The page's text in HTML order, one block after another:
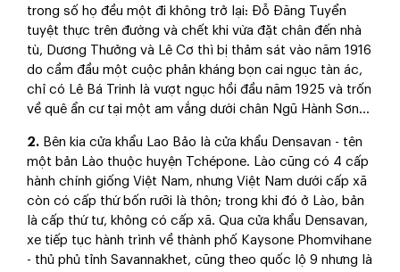
trong số họ đều một đi không trở lại: Đỗ Đăng Tuyển
tuyệt thực trên đường và chết khi vừa đặt chân đến nhà
tù, Dương Thưởng và Lê Cơ thì bị thảm sát vào năm 1916
do cầm đầu một cuộc phản kháng bọn cai ngục tàn ác,
chỉ có Lê Bá Trinh là vượt ngục hồi đầu năm 1925 và trốn
về quê ẩn cư tại một am vắng dưới chân Ngũ Hành Sơn...
2. Bên kia cửa khẩu Lao Bảo là cửa khẩu Densavan - tên
một bản Lào thuộc huyện Tchépone. Lào cũng có 4 cấp
hành chính giống Việt Nam, nhưng Việt Nam dưới cấp xã
còn có cấp thứ bốn rưỡi là thôn; trong khi đó ở Lào, bản
là cấp thứ tư, không có cấp xã. Qua cửa khẩu Densavan,
xe tiếp tục hành trình về thành phố Kaysone Phomvihane
- thủ phủ tỉnh Savannakhet, cũng theo quốc lộ 9 nhưng là